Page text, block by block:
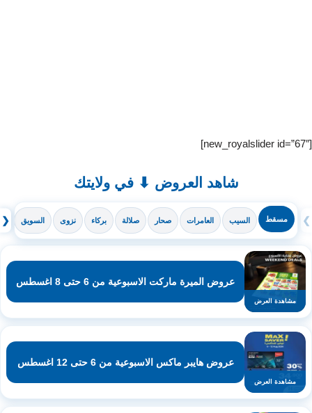
[new_royalslider id=”67″]
شاهد العروض ⬇ في ولايتك
❮ مسقط السيب العامرات صحار صلالة بركاء نزوى السويق ❯
مشاهدة العرض
عروض الميرة ماركت الاسبوعية من 6 حتى 8 اغسطس
مشاهدة العرض
عروض هايبر ماكس الاسبوعية من 6 حتى 12 اغسطس